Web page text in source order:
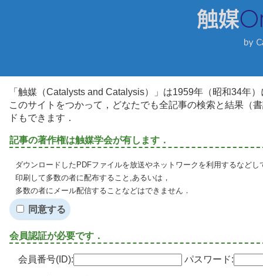
「触媒（Catalysts and Catalysis）」は1959年（昭和34年
このサイトをつかって，どなたでも全記事の検索と結果（
ドもできます．
記事の著作権は触媒学会が有します．
ダウンロードしたPDFファイルを放送やネットワークを利用するなど
印刷して多数の者に配布すること,あるいは，
多数の者にメール配信することなどはできません．
同意する
会員認証が必要です．
会員番号(ID): パスワード: